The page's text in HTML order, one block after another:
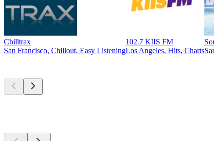
Chilltrax
San Francisco, Chillout, Easy Listening
102.7 KIIS FM
Los Angeles, Hits, Charts